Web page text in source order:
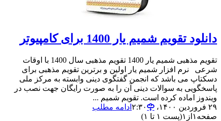
دانلود تقویم شمیم یار 1400 برای کامپیوتر
تقویم مذهبی شمیم یار 1400 تقویم مذهبی سال 1400 با اوقات
شرعی نرم افزار شمیم یار اولین و برترین تقویم مذهبی برای
دسکتاپ می باشد که انجمن گفتگوی دینی وابسته به مرکز ملی
پاسخگویی به سوالات دینی آن را به صورت رایگان جهت نصب در
ویندوز اماده کرده است. تقویم شمیم ...
۲۹ فروردین ۱۴۰۰،‏ ۲:۳۰
ادامه مطلب
صفحه ۱ از ۱(پست ۱ تا ۱)